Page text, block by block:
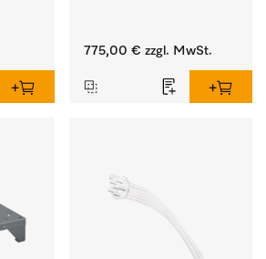
775,00 € zzgl. MwSt.